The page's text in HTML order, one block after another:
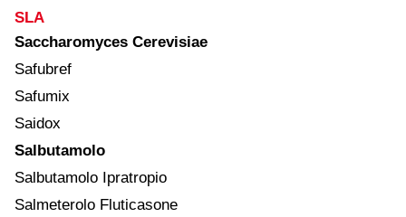
SLA
Saccharomyces Cerevisiae
Safubref
Safumix
Saidox
Salbutamolo
Salbutamolo Ipratropio
Salmeterolo Fluticasone